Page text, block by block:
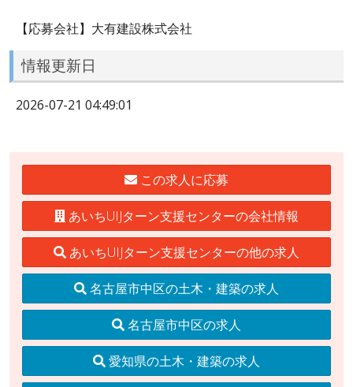
【応募会社】大有建設株式会社
情報更新日
2026-07-21 04:49:01
この求人に応募
あいちUIJターン支援センターの会社情報
あいちUIJターン支援センターの他の求人
名古屋市中区の土木・建築の求人
名古屋市中区の求人
愛知県の土木・建築の求人